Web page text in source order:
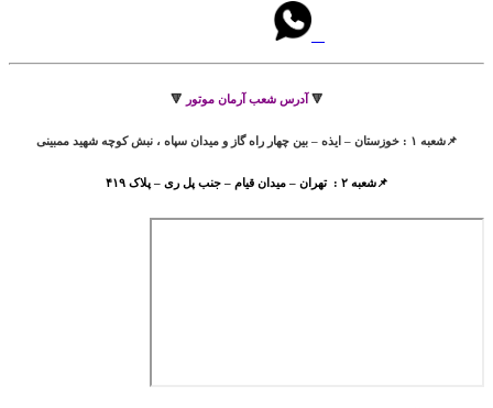
🔻 آدرس شعب آرمان موتور 🔻
📌شعبه ۱ : خوزستان – ایذه – بین چهار راه گاز و میدان سپاه ، نبش کوچه شهید ممبینی
📌شعبه ۲ : تهران – میدان قیام – جنب پل ری – پلاک ۴۱۹